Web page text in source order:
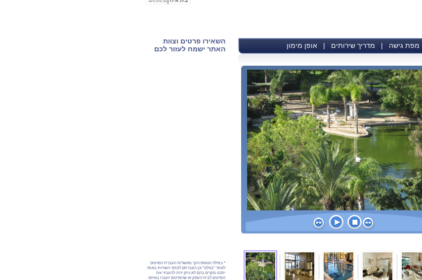
מפת גישה | מדריך שירותים | אופן מימון
השאירו פרטים וצוות
האתר ישמח לעזור לכם
* במילוי הטופס הינך מאשר/ת העברת הפרטים
לאתר "בגילנו" וכן העברתם לנותני השירות באתר.
יתכנו מקרים בהם לא ניתן יהיה להעביר את
הפרטים לבית העסק או שהפרטים יועברו באיחור.